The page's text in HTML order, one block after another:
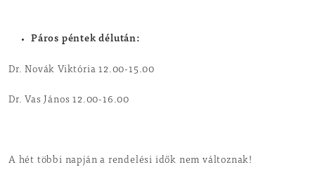
Páros péntek délután:
Dr. Novák Viktória 12.00-15.00
Dr. Vas János 12.00-16.00
A hét többi napján a rendelési idők nem változnak!